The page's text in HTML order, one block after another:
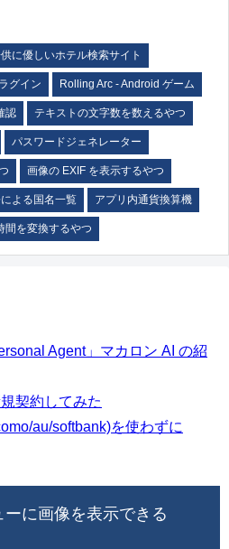
に優しいホテル検索サイト
グイン Rolling Arc - Android ゲーム
認 テキストの文字数を数えるやつ
パスワードジェネレーター
画像の EXIF を表示するやつ
よる国名一覧 アプリ内通貨換算機
間を変換するやつ
Agent」マカロン AI の紹
契約してみた
au/softbank)を使わずに
に画像を表示できる